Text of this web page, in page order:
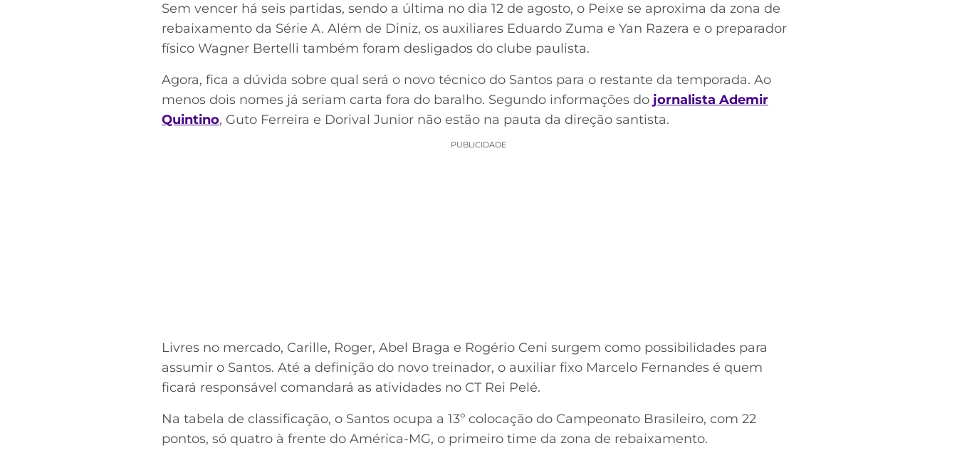
Sem vencer há seis partidas, sendo a última no dia 12 de agosto, o Peixe se aproxima da zona de
rebaixamento da Série A. Além de Diniz, os auxiliares Eduardo Zuma e Yan Razera e o preparador
físico Wagner Bertelli também foram desligados do clube paulista.
Agora, fica a dúvida sobre qual será o novo técnico do Santos para o restante da temporada. Ao
menos dois nomes já seriam carta fora do baralho. Segundo informações do jornalista Ademir
Quintino, Guto Ferreira e Dorival Junior não estão na pauta da direção santista.
PUBLICIDADE
Livres no mercado, Carille, Roger, Abel Braga e Rogério Ceni surgem como possibilidades para
assumir o Santos. Até a definição do novo treinador, o auxiliar fixo Marcelo Fernandes é quem
ficará responsável comandará as atividades no CT Rei Pelé.
Na tabela de classificação, o Santos ocupa a 13º colocação do Campeonato Brasileiro, com 22
pontos, só quatro à frente do América-MG, o primeiro time da zona de rebaixamento.